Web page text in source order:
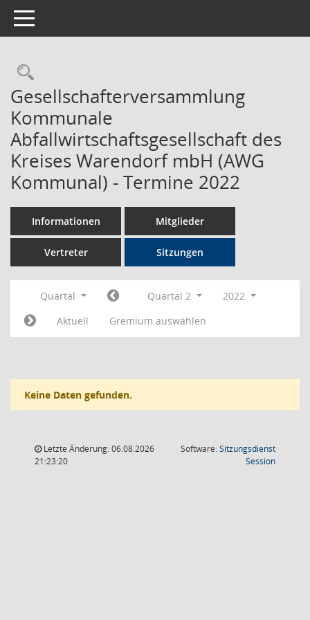
Toggle navigation
Rechercheauswahl
Gesellschafterversammlung
Kommunale
Abfallwirtschaftsgesellschaft des
Kreises Warendorf mbH (AWG
Kommunal) - Termine 2022
Informationen Mitglieder
Vertreter Sitzungen
Quartal Quartal 2
2022
Aktuell
Gremium auswählen
Keine Daten gefunden.
Letzte Änderung: 06.08.2026
21:23:20
Software:Sitzungsdienst
Session(Wird in